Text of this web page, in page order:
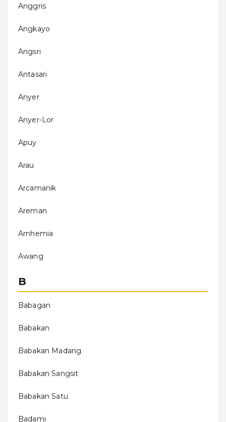
Anggris
Angkayo
Angsri
Antasari
Anyer
Anyer-Lor
Apuy
Arau
Arcamanik
Areman
Arnhemia
Awang
B
Babagan
Babakan
Babakan Madang
Babakan Sangsit
Babakan Satu
Badami